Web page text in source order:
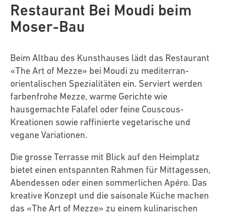
Restaurant Bei Moudi beim
Moser-Bau
Beim Altbau des Kunsthauses lädt das Restaurant
«The Art of Mezze» bei Moudi zu mediterran-
orientalischen Spezialitäten ein. Serviert werden
farbenfrohe Mezze, warme Gerichte wie
hausgemachte Falafel oder feine Couscous-
Kreationen sowie raffinierte vegetarische und
vegane Variationen.
Die grosse Terrasse mit Blick auf den Heimplatz
bietet einen entspannten Rahmen für Mittagessen,
Abendessen oder einen sommerlichen Apéro. Das
kreative Konzept und die saisonale Küche machen
das «The Art of Mezze» zu einem kulinarischen